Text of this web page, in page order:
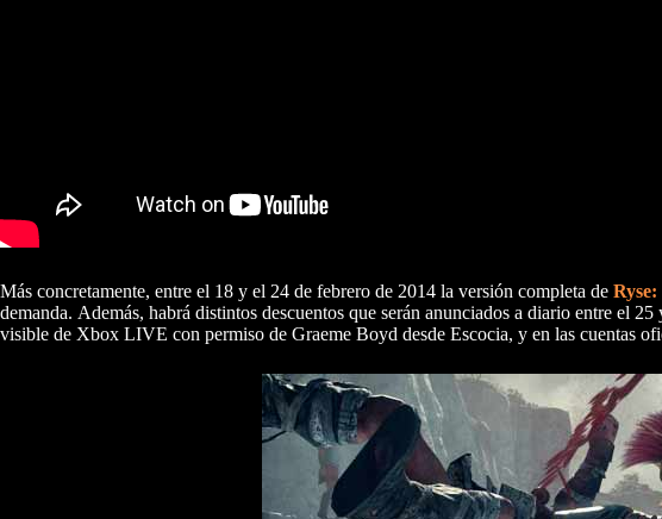
Más concretamente, entre el 18 y el 24 de febrero de 2014 la versión completa de
demanda. Además, habrá distintos descuentos que serán anunciados a diario entre el
visible de Xbox LIVE con permiso de Graeme Boyd desde Escocia, y en las cuentas